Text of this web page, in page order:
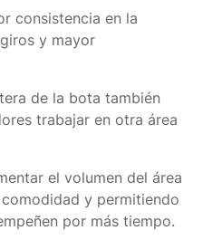
consistencia en la
y mayor
de la bota también
trabajar en otra área
el volumen del área
y permitiendo
por más tiempo.